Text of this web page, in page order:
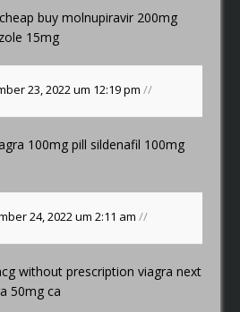
buy molnupiravir 200mg
15mg
23, 2022 um 12:19 pm//
100mg pill sildenafil 100mg
24, 2022 um 2:11 am//
without prescriptionviagra next
50mg ca